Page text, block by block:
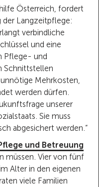
Österreich, fordert
der Langzeitpflege:
verbindliche
und eine
Pflege- und
Schnittstellen
Mehrkosten,
werden dürfen.
unserer
Sie muss
abgesichert werden.“
und Betreuung
müssen. Vier von fünf
Alter in den eigenen
viele Familien